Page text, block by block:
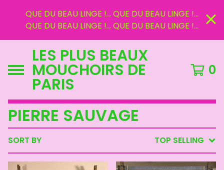
QUE DU BEAU LINGE !... QUE DU BEAU LINGE !...
QUE DU BEAU LINGE !... QUE DU BEAU LINGE !...
LES PLUS BEAUX
MOUCHOIRS DE
PARIS
0
PIERRE SAUVAGE
SORT BY TOP SELLING